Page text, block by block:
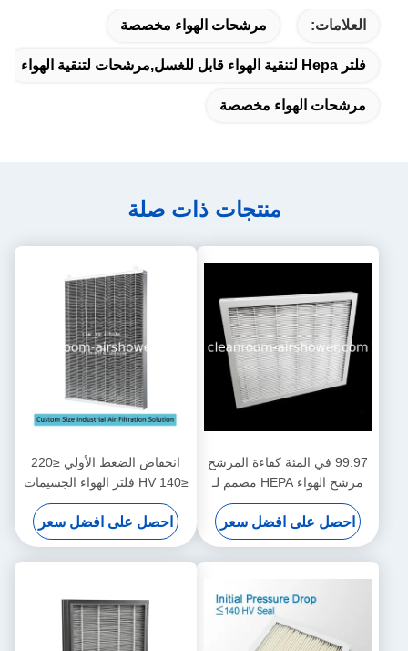
العلامات: مرشحات الهواء مخصصة
فلتر Hepa لتنقية الهواء قابل للغسل,مرشحات لتنقية الهواء
مرشحات الهواء مخصصة
منتجات ذات صلة
99.97 في المئة كفاءة المرشح
مرشح الهواء HEPA مصمم لـ
HEPA صندوق المرشح درجة
حرارة العمل 80 درجة مئوية
احصل على افضل سعر
انخفاض الضغط الأولي ≤220
≤140 HV فلتر الهواء الجسيمات
1220 610 150mm الحل
لفلترات الهواء الصناعية الحجم
المخصص
احصل على افضل سعر